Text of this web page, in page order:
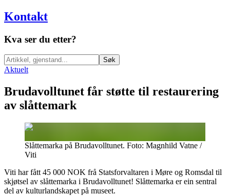
Kontakt
Kva ser du etter?
Søk
Aktuelt
Brudavolltunet får støtte til restaurering
av slåttemark
Slåttemarka på Brudavolltunet. Foto: Magnhild Vatne /
Viti
Viti har fått 45 000 NOK frå Statsforvaltaren i Møre og Romsdal til
skjøtsel av slåttemarka i Brudavolltunet! Slåttemarka er ein sentral
del av kulturlandskapet på museet.